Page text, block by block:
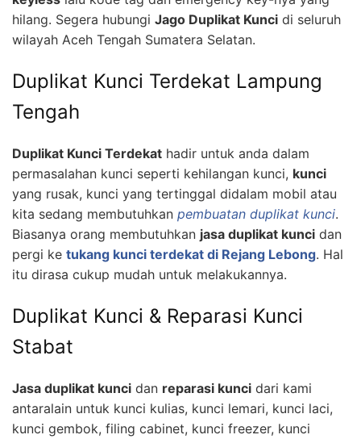
hilang. Segera hubungi Jago Duplikat Kunci di seluruh
wilayah Aceh Tengah Sumatera Selatan.
Duplikat Kunci Terdekat Lampung
Tengah
Duplikat Kunci Terdekat hadir untuk anda dalam
permasalahan kunci seperti kehilangan kunci, kunci
yang rusak, kunci yang tertinggal didalam mobil atau
kita sedang membutuhkan pembuatan duplikat kunci.
Biasanya orang membutuhkan jasa duplikat kunci dan
pergi ke tukang kunci terdekat di Rejang Lebong. Hal
itu dirasa cukup mudah untuk melakukannya.
Duplikat Kunci & Reparasi Kunci
Stabat
Jasa duplikat kunci dan reparasi kunci dari kami
antaralain untuk kunci kulias, kunci lemari, kunci laci,
kunci gembok, filing cabinet, kunci freezer, kunci